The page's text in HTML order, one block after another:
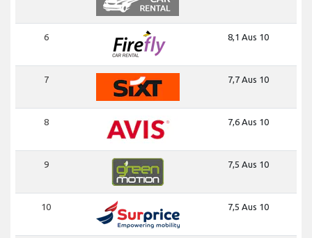
6 8,1 Aus 10
7 7,7 Aus 10
8 7,6 Aus 10
9 7,5 Aus 10
10 7,5 Aus 10